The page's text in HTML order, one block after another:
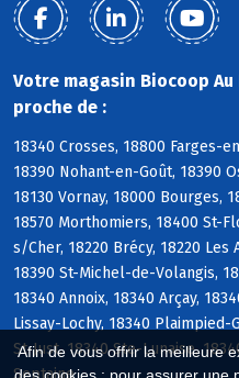
Afin de vous offrir la meilleure
Votre magasin Biocoop
proche de :
18340 Crosses, 18800 Farges-
18390 Nohant-en-Goût, 18390
18130 Vornay, 18000 Bourges,
18570 Morthomiers, 18400 St-
s/Cher, 18220 Brécy, 18220 Les
18390 St-Michel-de-Volangis,
18340 Annoix, 18340 Arçay,
Lissay-Lochy, 18340 Plaimpied-
St-Just, 18340 Ste-Lunaise,